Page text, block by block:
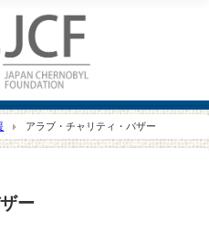
アラブ・チャリティ・バザー
ー